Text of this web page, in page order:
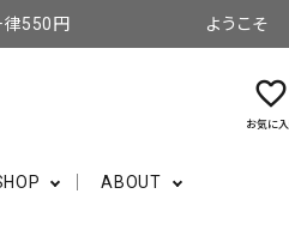
律550円 ようこそ
favorite_border
お気に入
ABOUT